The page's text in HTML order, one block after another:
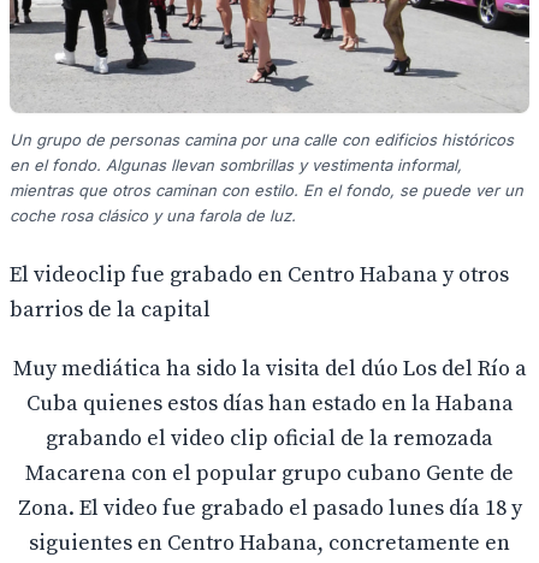
Un grupo de personas camina por una calle con edificios históricos
en el fondo. Algunas llevan sombrillas y vestimenta informal,
mientras que otros caminan con estilo. En el fondo, se puede ver un
coche rosa clásico y una farola de luz.
El videoclip fue grabado en Centro Habana y otros
barrios de la capital
Muy mediática ha sido la visita del dúo Los del Río a
Cuba quienes estos días han estado en la Habana
grabando el video clip oficial de la remozada
Macarena con el popular grupo cubano Gente de
Zona. El video fue grabado el pasado lunes día 18 y
siguientes en Centro Habana, concretamente en